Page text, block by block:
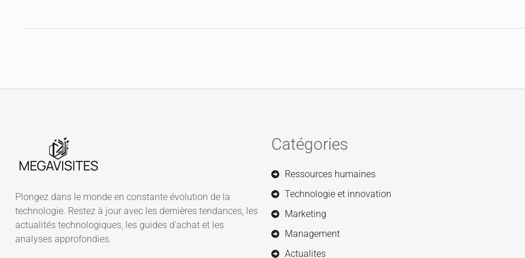
Plongez dans le monde en constante évolution de la
technologie. Restez à jour avec les dernières tendances, les
actualités technologiques, les guides d’achat et les
analyses approfondies.
Catégories
Ressources humaines
Technologie et innovation
Marketing
Management
Actualites